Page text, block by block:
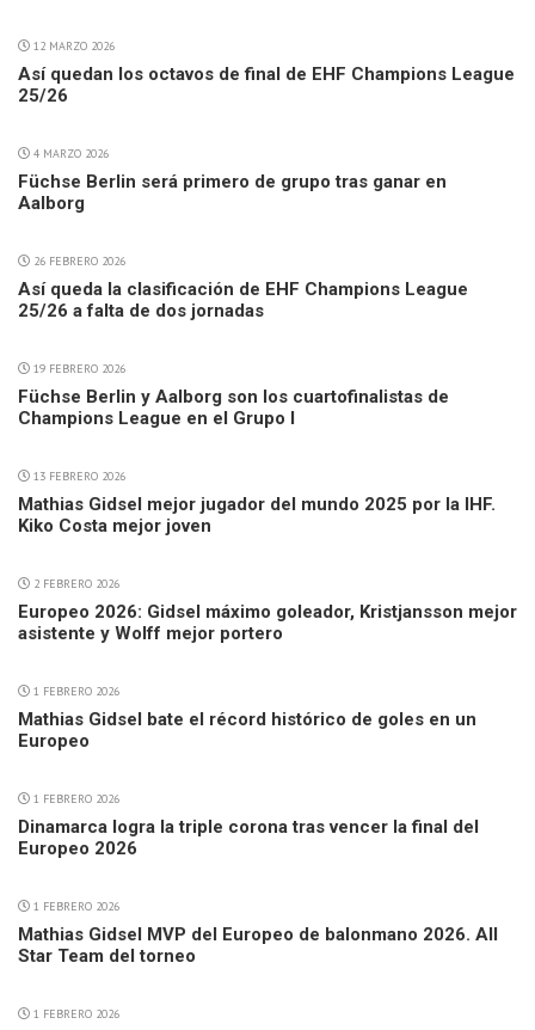
12 MARZO 2026
Así quedan los octavos de final de EHF Champions League
25/26
4 MARZO 2026
Füchse Berlin será primero de grupo tras ganar en
Aalborg
26 FEBRERO 2026
Así queda la clasificación de EHF Champions League
25/26 a falta de dos jornadas
19 FEBRERO 2026
Füchse Berlin y Aalborg son los cuartofinalistas de
Champions League en el Grupo I
13 FEBRERO 2026
Mathias Gidsel mejor jugador del mundo 2025 por la IHF.
Kiko Costa mejor joven
2 FEBRERO 2026
Europeo 2026: Gidsel máximo goleador, Kristjansson mejor
asistente y Wolff mejor portero
1 FEBRERO 2026
Mathias Gidsel bate el récord histórico de goles en un
Europeo
1 FEBRERO 2026
Dinamarca logra la triple corona tras vencer la final del
Europeo 2026
1 FEBRERO 2026
Mathias Gidsel MVP del Europeo de balonmano 2026. All
Star Team del torneo
1 FEBRERO 2026